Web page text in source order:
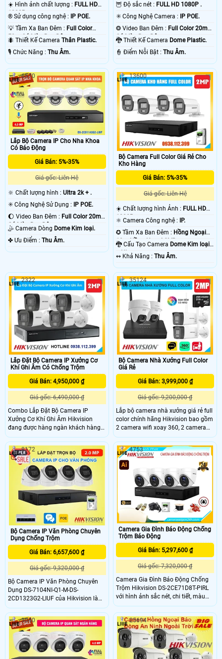
☀️ Hình ảnh chất lượng : FULL HD
1080P .
®️ Sử dụng công nghệ :
IP POE.
💡 Tầm Xa Ban Đêm : Full Color
50m Có Màu Ban Ðêm.
🐜 Thiết Kế Camera Thân Plastic.
️🎙 Chức Năng : Thu Âm.
🦉 Độ sắc nét : FULL HD 1080P .
✳️ Công Nghệ Camera :
IP POE.
❂ Video Ban Đêm : Full Color 20m
Có Màu Ban Ðêm.
🐉️ Thiết Kế Camera Dome Plastic.
️👮 Điểm Nỗi Bật :Thu Âm.
Lắp Bộ Camera IP Cho Nha Khoa
Có Báo Động
Giá Bán: 5%-35%
Giá gốc: Liên Hệ
🔆 Chất lượng hình : Ultra 2k + .
✳️ Công Nghệ Sử Dụng :
IP POE.
🌔 Video Ban Đêm : Full Color 20m
Có Màu Ban Ðêm.
🤹 Camera Dòng Dome Kim loại.
️✤ Ưu Điểm : Thu Âm.
6570
Bộ Camera Full Color Giá Rẻ Cho
Kho Hàng
Giá Bán: 5%-35%
Giá gốc: Liên Hệ
☀️ Chất lượng hình Ảnh : FULL HD
1080P .
⚛️ Camera Công nghệ : IP.
✪ Tầm Xa Ban Đêm : Hồng Ngoại
10m Hồng Ngoại SMD.
🐉️ Cấu Tạo Camera Dome Kim loại
+ Nhựa.
️↭ Khả Năng :Thu Âm.
13600
Lắp Đặt Bộ Camera IP Xưởng Cơ
Khí Ghi Âm Có Chống Trộm
Giá Bán: 4,950,000 ₫
Giá gốc: 6,490,000 ₫
Combo Lắp Đặt Bộ Camera IP
Xưởng Cơ Khí Ghi Âm Hikvision
đang được hàng ngàn khách hàng
đánh giá cao với chất lượng tốt và
mẫu mã đẹp. Combo này không chỉ
mang lại hình ảnh sắc nét mà còn
có giá thành rất hợp lý. Với sự tin
cậy và độ bền cao, bộ camera IP
này đảm bảo tăng cường an ninh
cho xưởng cơ khí
2322
Bộ Camera Nhà Xưởng Full Color
Giá Rẻ
Giá Bán: 3,999,000 ₫
Giá gốc: 9,200,000 ₫
Lắp bộ camera nhà xưởng giá rẻ full
color chính hãng Hikvision bao gồm
2 camera wifi xoay 360, 2 camera
wifi thân dài giám sát hình ảnh Full
HD 1080P siêu nét, hỗ trợ có màu
ban đêm bảo vệ an ninh hiệu quả
cho nhà xưởng với các tính năng
hiện đại như phát hiện phân biệt
người/phương tiện, đàm thoại 2
35124
Bộ Camera IP Văn Phòng Chuyên
Dụng Chống Trộm
Giá Bán: 6,657,600 ₫
Giá gốc: 9,320,000 ₫
Bộ Camera IP Văn Phòng Chuyên
Dụng DS-7104NI-Q1-M-DS-
2CD1323G2-LIUF của Hikvision là
lựa chọn tối ưu cho việc giám sát an
ninh trong môi trường văn phòng.
Với độ nét lên đến 2.0 full HD 1080
cho ra hình ảnh sắc nét, chi tiết và
chất lượng cao
8172
Camera Gia Đình Báo Động Chống
Trộm Báo Động
Giá Bán: 5,297,600 ₫
Giá gốc: 7,320,000 ₫
Camera Gia Đình Báo Động Chống
Trộm Hikvision DS-2CE71D8T-PIRL
với hình ảnh sắc nét, chi tiết, màu
sắc trung thực. Camera có khả năng
chống nước chuẩn IP67 giúp giám
sát trong môi trường khắc nghiệt
mà vẫn đảm bảo hoạt động hiệu
quả.
4753
3040 25694